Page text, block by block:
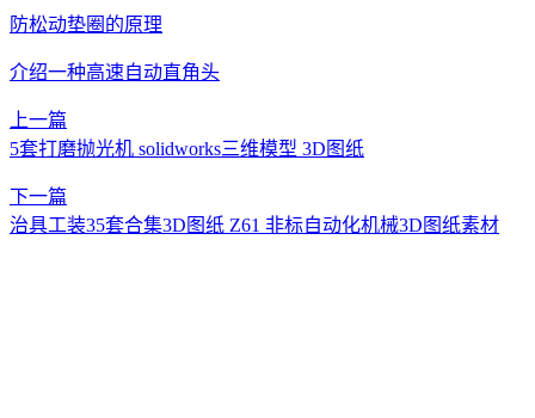
防松动垫圈的原理
介绍一种高速自动直角头
上一篇
5套打磨抛光机 solidworks三维模型 3D图纸
下一篇
治具工装35套合集3D图纸 Z61 非标自动化机械3D图纸素材